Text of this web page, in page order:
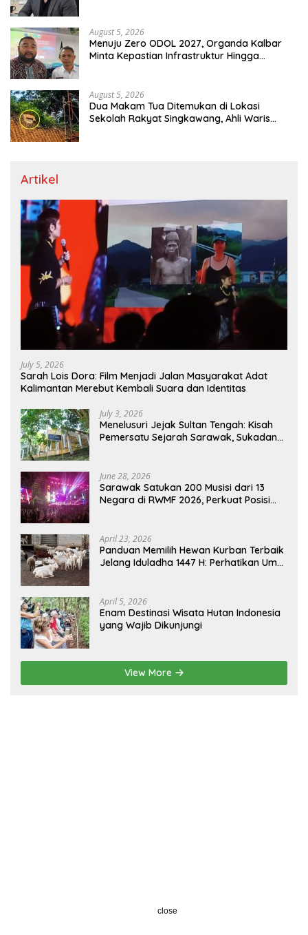
August 5, 2026
Menuju Zero ODOL 2027, Organda Kalbar
Minta Kepastian Infrastruktur Hingga
August 5, 2026
Dua Makam Tua Ditemukan di Lokasi
Sekolah Rakyat Singkawang, Ahli Waris
Artikel
July 5, 2026
Sarah Lois Dora: Film Menjadi Jalan Masyarakat Adat
Kalimantan Merebut Kembali Suara dan Identitas
July 3, 2026
Menelusuri Jejak Sultan Tengah: Kisah
Pemersatu Sejarah Sarawak, Sukadana,
June 28, 2026
Sarawak Satukan 200 Musisi dari 13
Negara di RWMF 2026, Perkuat Posisi
April 23, 2026
Panduan Memilih Hewan Kurban Terbaik
Jelang Iduladha 1447 H: Perhatikan Umur
April 5, 2026
Enam Destinasi Wisata Hutan Indonesia
yang Wajib Dikunjungi
View More
close